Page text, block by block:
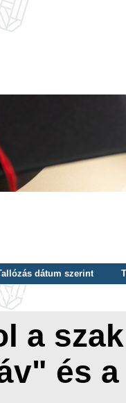
dátum szerint
szerint
a
és